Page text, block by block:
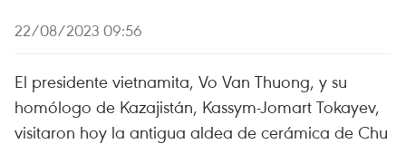
22/08/2023 09:56
El presidente vietnamita, Vo Van Thuong, y su
homólogo de Kazajistán, Kassym-Jomart Tokayev,
visitaron hoy la antigua aldea de cerámica de Chu